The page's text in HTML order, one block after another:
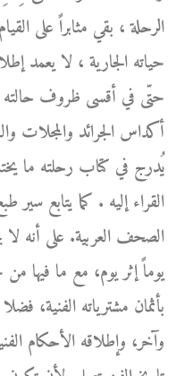
الرحلة ، بقي مثابراً على
حياته الجارية ، لا يعمد
حتّى في أقسى ظروف حالته
أكداس الجرائد والمجلات
يُدرج في كتاب رحلته ما
القراء إليه . كما يتابع
الصحف العربية. على أنه لا
يوماً إثر يوم، مع ما فيها
بأثمان مشترياته الفنية،
وآخر، وإطلاقه الأحكام